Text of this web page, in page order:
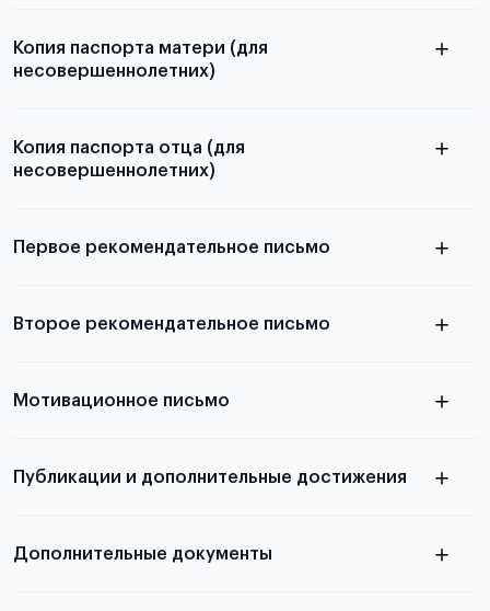
Копия паспорта матери (для
несовершеннолетних)
Копия паспорта отца (для
несовершеннолетних)
выезда
Первое рекомендательное письмо
письма
Второе рекомендательное письмо
письма
Мотивационное письмо
статье
Публикации и дополнительные достижения
Дополнительные документы